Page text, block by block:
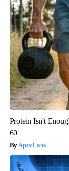
Protein Isn't
60
ApexLabs